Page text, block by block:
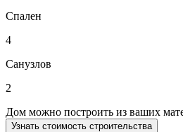
Спален
4
Санузлов
2
Дом можно построить из ваших
Узнать стоимость строительства